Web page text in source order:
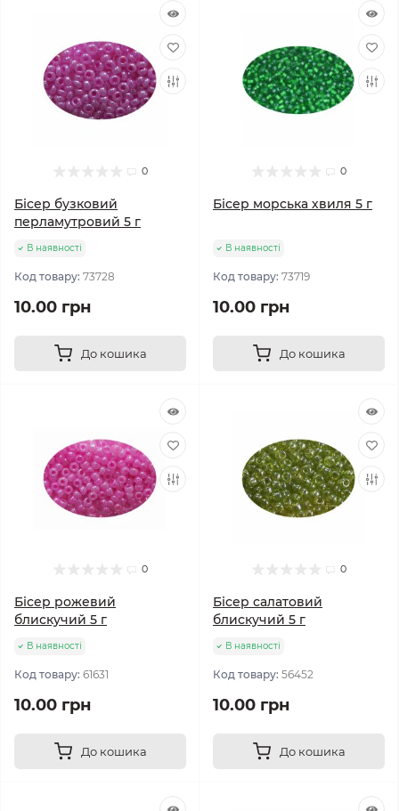
0
Бісер бузковий
перламутровий 5 г
В наявності
Код товару: 73728
10.00 грн
До кошика
0
Бісер морська хвиля 5 г
В наявності
Код товару: 73719
10.00 грн
До кошика
0
Бісер рожевий
блискучий 5 г
В наявності
Код товару: 61631
10.00 грн
До кошика
0
Бісер салатовий
блискучий 5 г
В наявності
Код товару: 56452
10.00 грн
До кошика